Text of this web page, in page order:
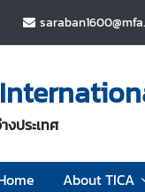
งประเทศ
About TICA